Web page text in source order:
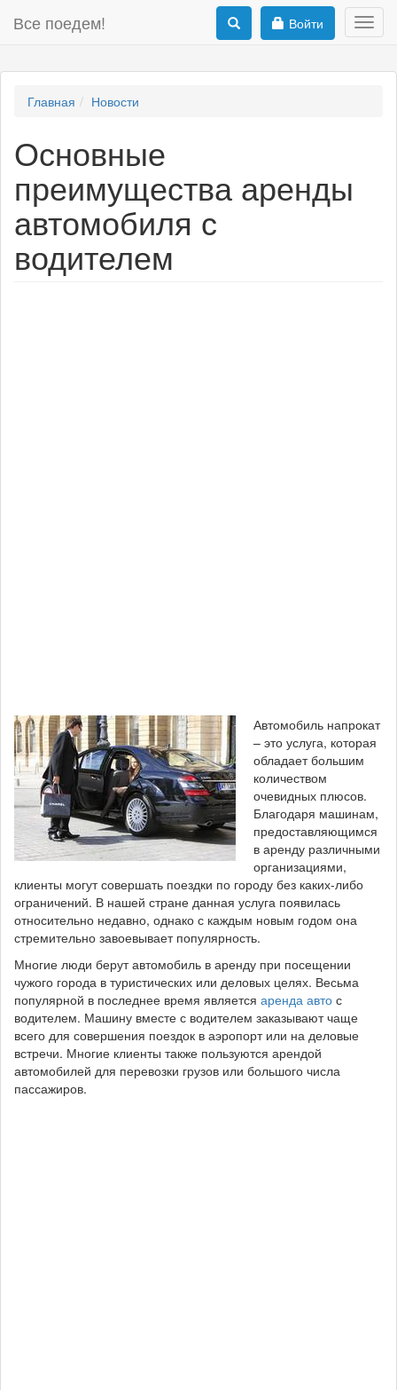
Все поедем! Войти
Главная Новости
Основные
преимущества аренды
автомобиля с
водителем
Автомобиль напрокат
– это услуга, которая
обладает большим
количеством
очевидных плюсов.
Благодаря машинам,
предоставляющимся
в аренду различными
организациями,
клиенты могут совершать поездки по городу без каких-либо
ограничений. В нашей стране данная услуга появилась
относительно недавно, однако с каждым новым годом она
стремительно завоевывает популярность.
Многие люди берут автомобиль в аренду при посещении
чужого города в туристических или деловых целях. Весьма
популярной в последнее время является аренда авто с
водителем. Машину вместе с водителем заказывают чаще
всего для совершения поездок в аэропорт или на деловые
встречи. Многие клиенты также пользуются арендой
автомобилей для перевозки грузов или большого числа
пассажиров.